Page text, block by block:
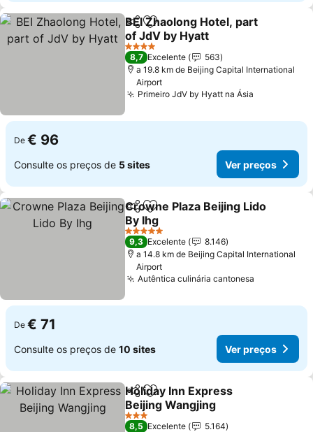
PartilharAdicionar aos favoritos
BEI Zhaolong Hotel, part
of JdV by Hyatt
4 Estrelas
8,7 Excelente
563
a 19.8 km de Beijing Capital International
Airport
Primeiro JdV by Hyatt na Ásia
De € 96
Consulte os preços de 5 sites Ver preços
PartilharAdicionar aos favoritos
Crowne Plaza Beijing Lido
By Ihg
5 Estrelas
9,3 Excelente
8.146
a 14.8 km de Beijing Capital International
Airport
Autêntica culinária cantonesa
De € 71
Consulte os preços de 10 sites Ver preços
PartilharAdicionar aos favoritos
Holiday Inn Express
Beijing Wangjing
3 Estrelas
8,5 Excelente
5.164